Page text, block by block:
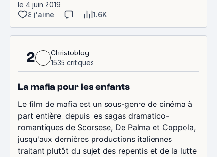
le 4 juin 2019
8 j'aime
1.6K
2
Christoblog
1535 critiques
La mafia pour les enfants
Le film de mafia est un sous-genre de cinéma à
part entière, depuis les sagas dramatico-
romantiques de Scorsese, De Palma et Coppola,
jusqu'aux dernières productions italiennes
traitant plutôt du sujet des repentis et de la lutte